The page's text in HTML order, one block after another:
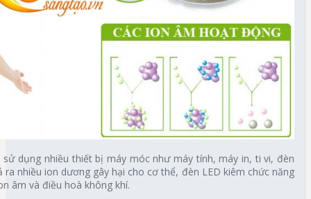
dụng nhiều thiết bị máy móc như máy tính, máy in, ti vi, đèn
nhiều ion dương gây hại cho cơ thể, đèn LED kiêm chức năng
âm và điều hoà không khí.